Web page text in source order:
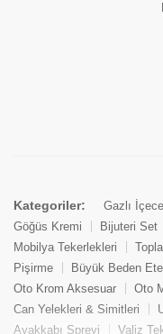
Kategoriler: Gazlı
Göğüs Kremi
Bijuteri Set
Mobilya Tekerlekleri
Pişirme
Büyük Beden
Oto Krom Aksesuar
Oto
Can Yelekleri & Simitleri
Ayakkabı Spreyi
Valiz